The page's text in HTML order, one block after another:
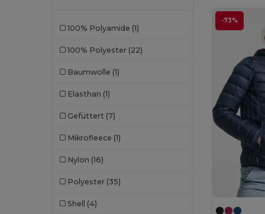
100% Polyamide (1)
100% Polyester (22)
Baumwolle (1)
Elasthan (1)
Gefüttert (7)
Mikrofleece (1)
Nylon (16)
Polyester (35)
Shell (4)
-73%